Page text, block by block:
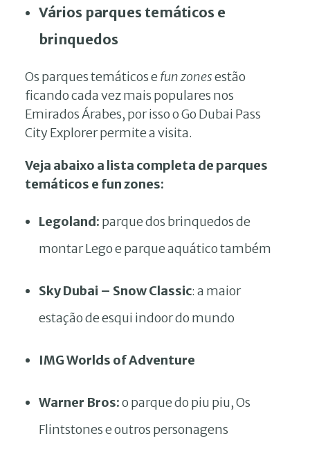
Vários parques temáticos e
brinquedos
Os parques temáticos efun zonesestão
ficando cada vez mais populares nos
Emirados Árabes, por isso o Go Dubai Pass
City Explorer permite a visita.
Veja abaixo a lista completa de parques
temáticos e fun zones:
Legoland: parque dos brinquedos de
montar Lego e parque aquático também
Sky Dubai – Snow Classic: a maior
estação de esqui indoor do mundo
IMG Worlds of Adventure
Warner Bros:o parque do piu piu, Os
Flintstones e outros personagens